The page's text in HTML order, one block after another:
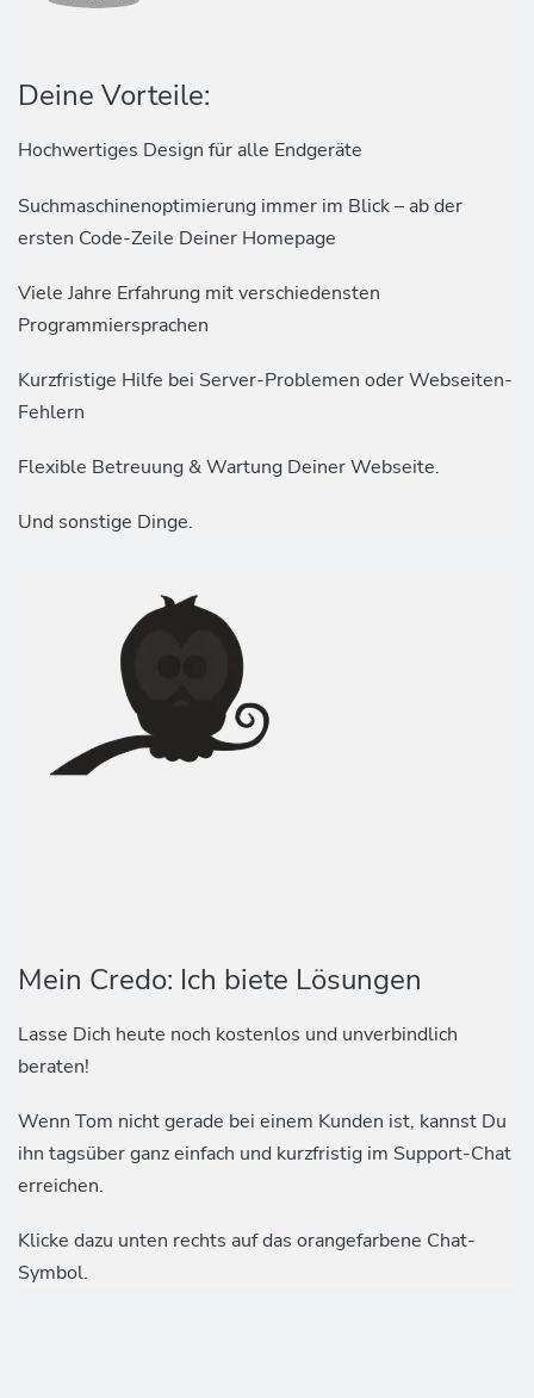
Deine Vorteile:
Hochwertiges Design für alle Endgeräte
Suchmaschinenoptimierung immer im Blick – ab der
ersten Code-Zeile Deiner Homepage
Viele Jahre Erfahrung mit verschiedensten
Programmiersprachen
Kurzfristige Hilfe bei Server-Problemen oder Webseiten-
Fehlern
Flexible Betreuung & Wartung Deiner Webseite.
Und sonstige Dinge.
Mein Credo: Ich biete Lösungen
Lasse Dich heute noch kostenlos und unverbindlich
beraten!
Wenn Tom nicht gerade bei einem Kunden ist, kannst Du
ihn tagsüber ganz einfach und kurzfristig im Support-Chat
erreichen.
Klicke dazu unten rechts auf das orangefarbene Chat-
Symbol.